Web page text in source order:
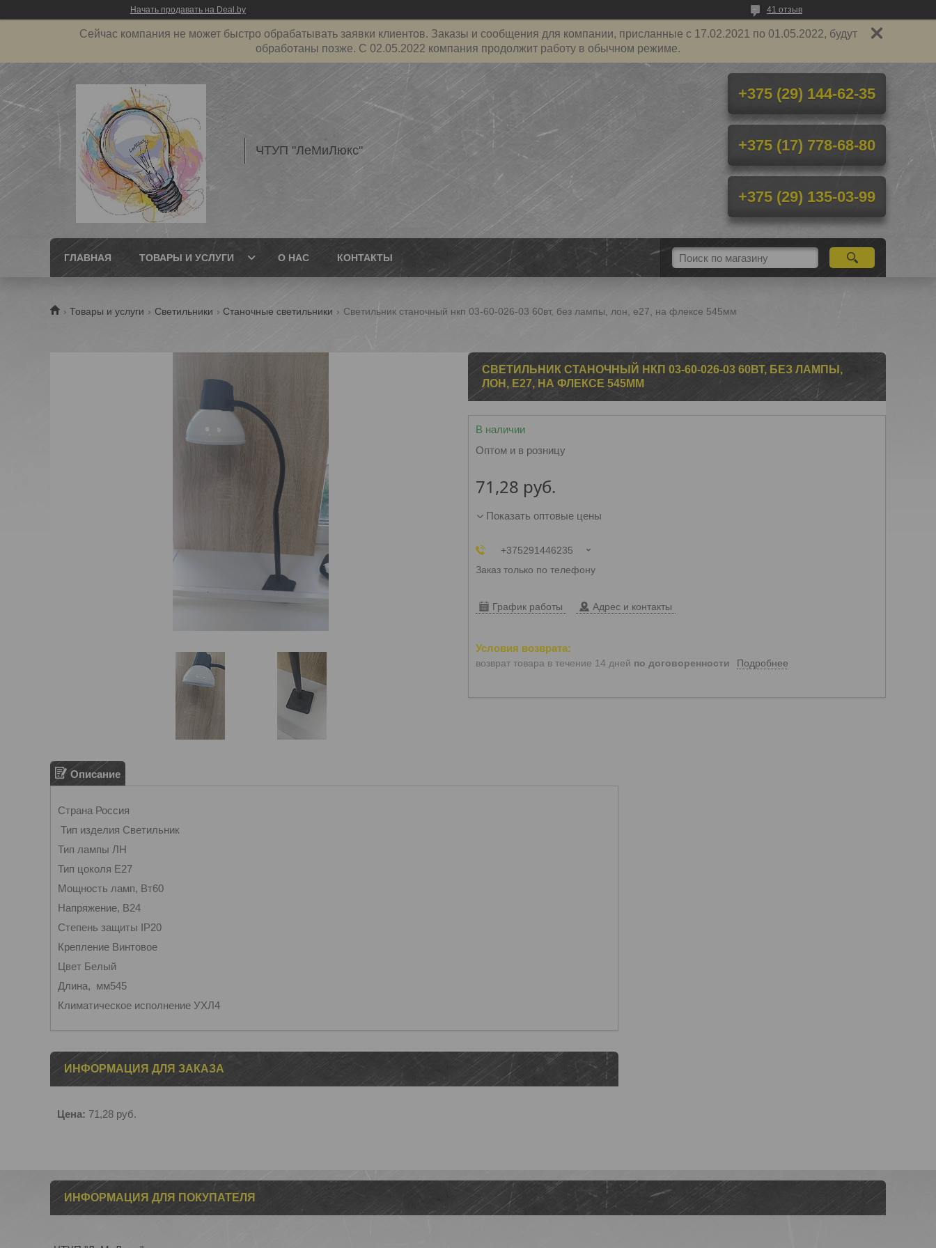
Начать продавать на Deal.by 41 отзыв
Сейчас компания не может быстро обрабатывать заявки клиентов. Заказы и сообщения для компании, присланные с 17.02.2021 по 01.05.2022, будут
обработаны позже. С 02.05.2022 компания продолжит работу в обычном режиме.
ЧТУП "ЛеМиЛюкс"
+375 (29) 144-62-35
+375 (17) 778-68-80
+375 (29) 135-03-99
ГЛАВНАЯ ТОВАРЫ И УСЛУГИ О НАС КОНТАКТЫ
Товары и услуги Светильники Станочные светильники Светильник станочный нкп 03-60-026-03 60вт, без лампы, лон, е27, на флексе 545мм
СВЕТИЛЬНИК СТАНОЧНЫЙ НКП 03-60-026-03 60ВТ, БЕЗ ЛАМПЫ,
ЛОН, Е27, НА ФЛЕКСЕ 545ММ
В наличии
Оптом и в розницу
71,28 руб.
Показать оптовые цены
+375291446235
Заказ только по телефону
График работы Адрес и контакты
возврат товара в течение 14 дней по договоренности Подробнее
Описание
Страна Россия
Тип изделия Светильник
Тип лампы ЛН
Тип цоколя E27
Мощность ламп, Вт60
Напряжение, В24
Степень защиты IP20
Крепление Винтовое
Цвет Белый
Длина, мм545
Климатическое исполнение УХЛ4
ИНФОРМАЦИЯ ДЛЯ ЗАКАЗА
Цена: 71,28 руб.
ИНФОРМАЦИЯ ДЛЯ ПОКУПАТЕЛЯ